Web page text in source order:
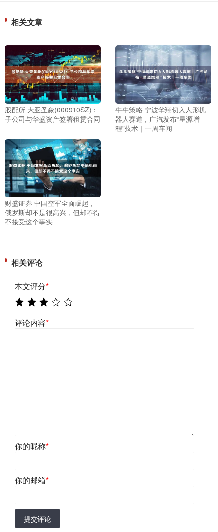
相关文章
股配所 大亚圣象(000910SZ)：
子公司与华盛资产签署租赁合同
牛牛策略 宁波华翔切入人形机
器人赛道，广汽发布“星源增
程”技术｜一周车闻
财盛证券 中国空军全面崛起，
俄罗斯却不是很高兴，但却不得
不接受这个事实
相关评论
本文评分*
评论内容*
你的昵称*
你的邮箱*
提交评论